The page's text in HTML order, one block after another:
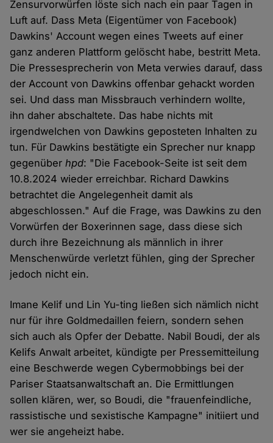
Zensurvorwürfen löste sich nach ein paar Tagen in
Luft auf. Dass Meta (Eigentümer von Facebook)
Dawkins' Account wegen eines Tweets auf einer
ganz anderen Plattform gelöscht habe, bestritt Meta.
Die Pressesprecherin von Meta verwies darauf, dass
der Account von Dawkins offenbar gehackt worden
sei. Und dass man Missbrauch verhindern wollte,
ihn daher abschaltete. Das habe nichts mit
irgendwelchen von Dawkins geposteten Inhalten zu
tun. Für Dawkins bestätigte ein Sprecher nur knapp
gegenüberhpd: "Die Facebook-Seite ist seit dem
10.8.2024 wieder erreichbar. Richard Dawkins
betrachtet die Angelegenheit damit als
abgeschlossen." Auf die Frage, was Dawkins zu den
Vorwürfen der Boxerinnen sage, dass diese sich
durch ihre Bezeichnung als männlich in ihrer
Menschenwürde verletzt fühlen, ging der Sprecher
jedoch nicht ein.
Imane Kelif und Lin Yu-ting ließen sich nämlich nicht
nur für ihre Goldmedaillen feiern, sondern sehen
sich auch als Opfer der Debatte. Nabil Boudi, der als
Kelifs Anwalt arbeitet, kündigte per Pressemitteilung
eine Beschwerde wegen Cybermobbings bei der
Pariser Staatsanwaltschaft an. Die Ermittlungen
sollen klären, wer, so Boudi, die "frauenfeindliche,
rassistische und sexistische Kampagne" initiiert und
wer sie angeheizt habe.